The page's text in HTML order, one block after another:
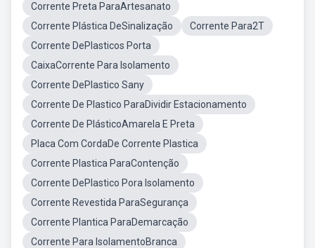
Corrente Preta ParaArtesanato
Corrente Plástica DeSinalização
Corrente Para2T
Corrente DePlasticos Porta
CaixaCorrente Para Isolamento
Corrente DePlastico Sany
Corrente De Plastico ParaDividir Estacionamento
Corrente De PlásticoAmarela E Preta
Placa Com CordaDe Corrente Plastica
Corrente Plastica ParaContenção
Corrente DePlastico Pora Isolamento
Corrente Revestida ParaSegurança
Corrente Plantica ParaDemarcação
Corrente Para IsolamentoBranca